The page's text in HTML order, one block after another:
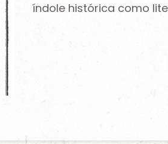
índole histórica como